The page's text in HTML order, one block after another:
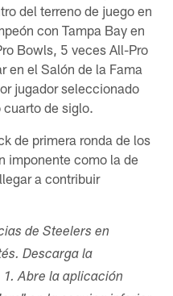
del terreno de juego en
con Tampa Bay en
Bowls, 5 veces All-Pro
en el Salón de la Fama
jugador seleccionado
de siglo.
de primera ronda de los
imponente como la de
a contribuir
de Steelers en
Descarga la
Abre la aplicación